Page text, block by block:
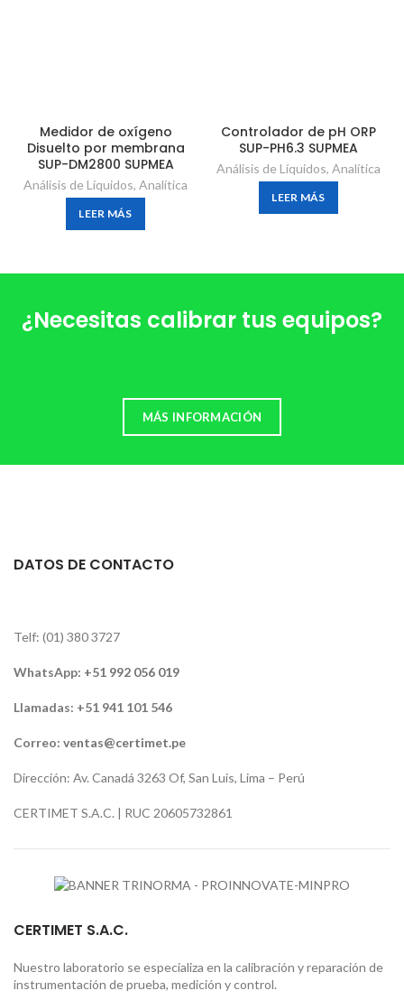
Medidor de oxígeno
Disuelto por membrana
SUP-DM2800 SUPMEA
Análisis de Líquidos, Analítica
LEER MÁS
Controlador de pH ORP
SUP-PH6.3 SUPMEA
Análisis de Líquidos, Analítica
LEER MÁS
¿Necesitas calibrar tus equipos?
MÁS INFORMACIÓN
DATOS DE CONTACTO
Telf: (01) 380 3727
WhatsApp: +51 992 056 019
Llamadas: +51 941 101 546
Correo: ventas@certimet.pe
Dirección: Av. Canadá 3263 Of, San Luis, Lima – Perú
CERTIMET S.A.C. | RUC 20605732861
CERTIMET S.A.C.
Nuestro laboratorio se especializa en la calibración y reparación de
instrumentación de prueba, medición y control.